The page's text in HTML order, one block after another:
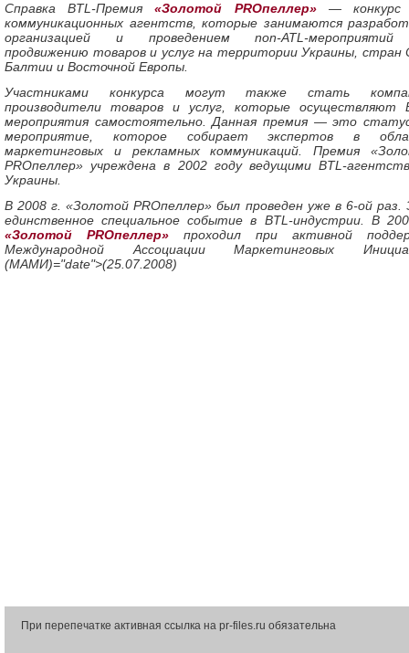
Справка BTL-Премия
«Золотой PROпеллер»— конкурс
коммуникационных агентств, которые занимаются
организацией и проведением non-ATL-
продвижению товаров и услуг на территории Украины, стран
Балтии и Восточной Европы.
Участниками конкурса могут также стать
производители товаров и услуг, которые осуществляют
мероприятия самостоятельно. Данная премия — это
мероприятие, которое собирает экспертов в
маркетинговых и рекламных коммуникаций. Премия
PROпеллер» учреждена в 2002 году ведущими BTL-
Украины.
В 2008 г. «Золотой PROпеллер» был проведен уже в 6-ой
единственное специальное событие в BTL-индустрии. В
«Золотой PROпеллер»
проходил при активной
Международной Ассоциации Маркетинговых
(МАМИ)="date">(25.07.2008)
При перепечатке активная ссылка на pr-files.ru обязательна